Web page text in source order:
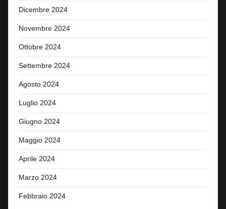
Dicembre 2024
Novembre 2024
Ottobre 2024
Settembre 2024
Agosto 2024
Luglio 2024
Giugno 2024
Maggio 2024
Aprile 2024
Marzo 2024
Febbraio 2024